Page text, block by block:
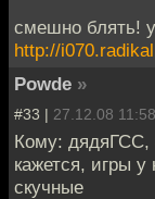
смешно блять!
http://
Powde »
#33 | 27.12.08 11:58
Кому: дядяГСС,
кажется, игры
скучные